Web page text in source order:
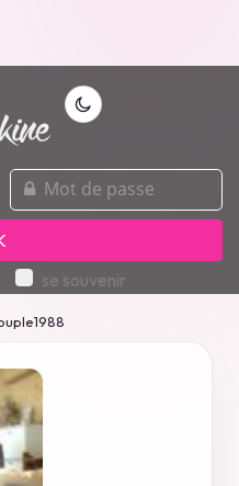
mot
de
passe
se souvenir